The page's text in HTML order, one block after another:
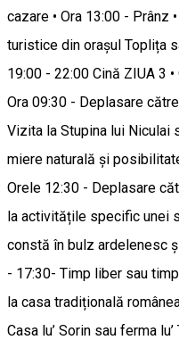
cazare • Ora 13:00 - Prânz
turistice din orașul Toplița
19:00 - 22:00 Cină ZIUA 3
Ora 09:30 - Deplasare
Vizita la Stupina lui Niculai
miere naturală și
Orele 12:30 - Deplasare
la activitățile specific unei
constă în bulz ardelenesc
- 17:30- Timp liber sau
la casa tradițională
Casa lu’ Sorin sau ferma